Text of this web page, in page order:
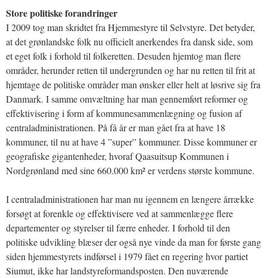
Store politiske forandringer
I 2009 tog man skridtet fra Hjemmestyre til Selvstyre. Det betyder,
at det grønlandske folk nu officielt anerkendes fra dansk side, som
et eget folk i forhold til folkeretten. Desuden hjemtog man flere
områder, herunder retten til undergrunden og har nu retten til frit at
hjemtage de politiske områder man ønsker eller helt at løsrive sig fra
Danmark. I samme omvæltning har man gennemført reformer og
effektivisering i form af kommunesammenlægning og fusion af
centraladministrationen. På få år er man gået fra at have 18
kommuner, til nu at have 4 ”super” kommuner. Disse kommuner er
geografiske gigantenheder, hvoraf Qaasuitsup Kommunen i
Nordgrønland med sine 660.000 km² er verdens største kommune.
I centraladministrationen har man nu igennem en længere årrække
forsøgt at forenkle og effektivisere ved at sammenlægge flere
departementer og styrelser til færre enheder. I forhold til den
politiske udvikling blæser der også nye vinde da man for første gang
siden hjemmestyrets indførsel i 1979 fået en regering hvor partiet
Siumut, ikke har landstyreformandsposten. Den nuværende